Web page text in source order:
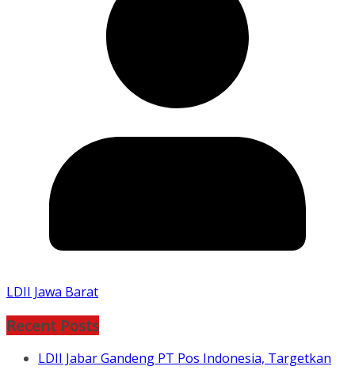
LDII Jawa Barat
Recent Posts
LDII Jabar Gandeng PT Pos Indonesia, Targetkan